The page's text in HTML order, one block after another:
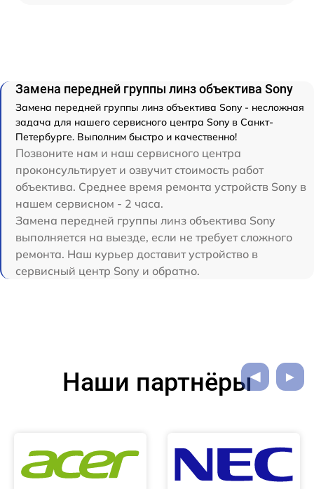
Замена передней группы линз объектива Sony
Замена передней группы линз объектива Sony - несложная
задача для нашего сервисного центра Sony в Санкт-
Петербурге. Выполним быстро и качественно!
Позвоните нам и наш сервисного центра
проконсультирует и озвучит стоимость работ
объектива. Среднее время ремонта устройств Sony в
нашем сервисном - 2 часа.
Замена передней группы линз объектива Sony
выполняется на выезде, если не требует сложного
ремонта. Наш курьер доставит устройство в
сервисный центр Sony и обратно.
Наши партнёры